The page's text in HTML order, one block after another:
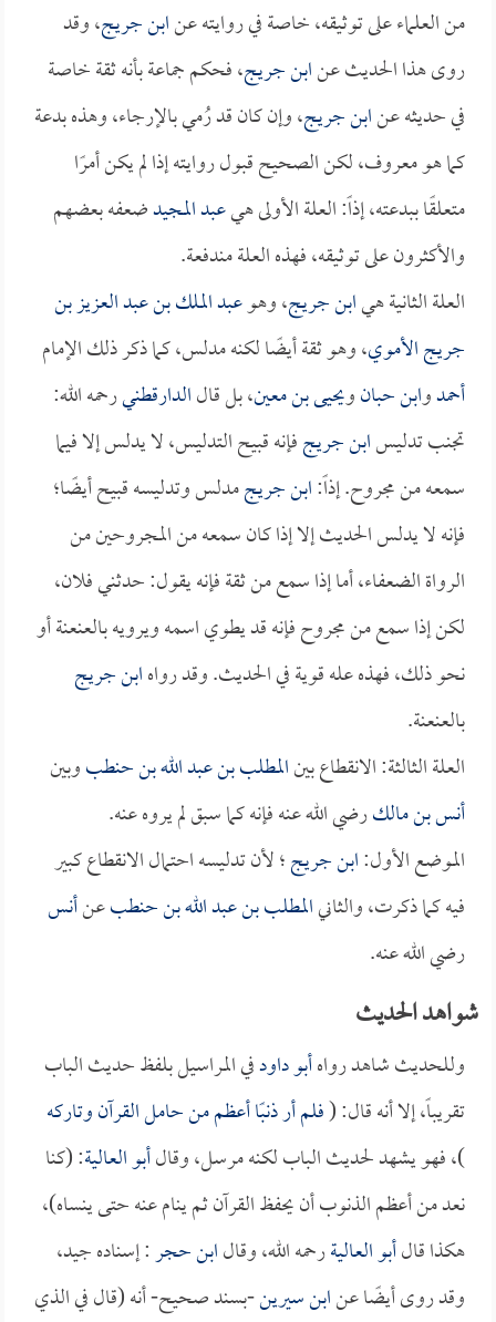
من العلماء على توثيقه، خاصة في روايته عنابن جريج، وقد
روى هذا الحديث عنابن جريج، فحكم جماعة بأنه ثقة خاصة
في حديثه عنابن جريج، وإن كان قد رُمي بالإرجاء، وهذه بدعة
كما هو معروف، لكن الصحيح قبول روايته إذا لم يكن أمرًا
متعلقًا ببدعته، إذاً: العلة الأولى هيعبد المجيدضعفه بعضهم
والأكثرون على توثيقه، فهذه العلة مندفعة.
العلة الثانية هيابن جريج، وهوعبد الملك بن عبد العزيز بن
جريج الأموي، وهو ثقة أيضًا لكنه مدلس، كما ذكر ذلك الإمام
أحمدوابن حبانويحيى بن معين، بل قالالدارقطنيرحمه الله:
تجنب تدليسابن جريجفإنه قبيح التدليس، لا يدلس إلا فيما
سمعه من مجروح. إذاً:ابن جريجمدلس وتدليسه قبيح أيضًا؛
فإنه لا يدلس الحديث إلا إذا كان سمعه من المجروحين من
الرواة الضعفاء، أما إذا سمع من ثقة فإنه يقول: حدثني فلان،
لكن إذا سمع من مجروح فإنه قد يطوي اسمه ويرويه بالعنعنة أو
نحو ذلك، فهذه عله قوية في الحديث. وقد رواهابن جريج
بالعنعنة.
العلة الثالثة: الانقطاع بينالمطلب بن عبد الله بن حنطبوبين
أنس بن مالكرضي الله عنه فإنه كما سبق لم يروه عنه.
الموضع الأول:ابن جريج؛ لأن تدليسه احتمال الانقطاع كبير
فيه كما ذكرت، والثانيالمطلب بن عبد الله بن حنطبعنأنس
رضي الله عنه.
شواهد الحديث
وللحديث شاهد رواهأبو داودفي المراسيل بلفظ حديث الباب
تقريباً، إلا أنه قال: (فلم أر ذنبًا أعظم من حامل القرآن وتاركه
)، فهو يشهد لحديث الباب لكنه مرسل، وقالأبو العالية: (كنا
نعد من أعظم الذنوب أن يحفظ القرآن ثم ينام عنه حتى ينساه)،
هكذا قالأبو العاليةرحمه الله، وقالابن حجر: إسناده جيد،
وقد روى أيضًا عنابن سيرين-بسند صحيح- أنه (قال في الذي